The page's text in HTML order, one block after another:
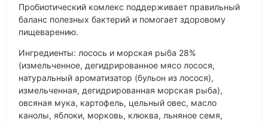
Пробиотический комлекс поддерживает правильный
баланс полезных бактерий и помогает здоровому
пищеварению.
Ингредиенты: лосось и морская рыба 28%
(измельченное, дегидрированное мясо лосося,
натуральный ароматизатор (бульон из лосося),
измельченная, дегидрированная морская рыба),
овсяная мука, картофель, цельный овес, масло
канолы, яблоки, морковь, клюква, льняное семя,